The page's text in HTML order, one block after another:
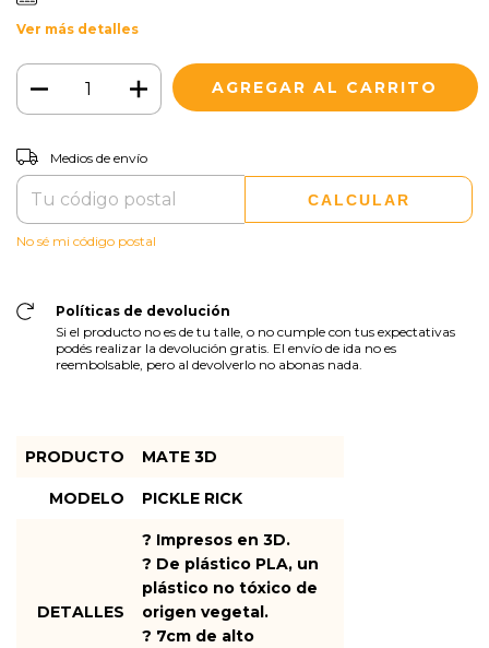
Ver más detalles
Entregas para el CP:
Medios de envío
CALCULAR
No sé mi código postal
Políticas de devolución
Si el producto no es de tu talle, o no cumple con tus expectativas
podés realizar la devolución gratis. El envío de ida no es
reembolsable, pero al devolverlo no abonas nada.
PRODUCTO MATE 3D
MODELO PICKLE RICK
DETALLES
? Impresos en 3D.
? De plástico PLA, un
plástico no tóxico de
origen vegetal.
? 7cm de alto